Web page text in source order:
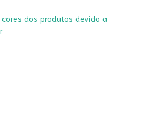
dos produtos devido a